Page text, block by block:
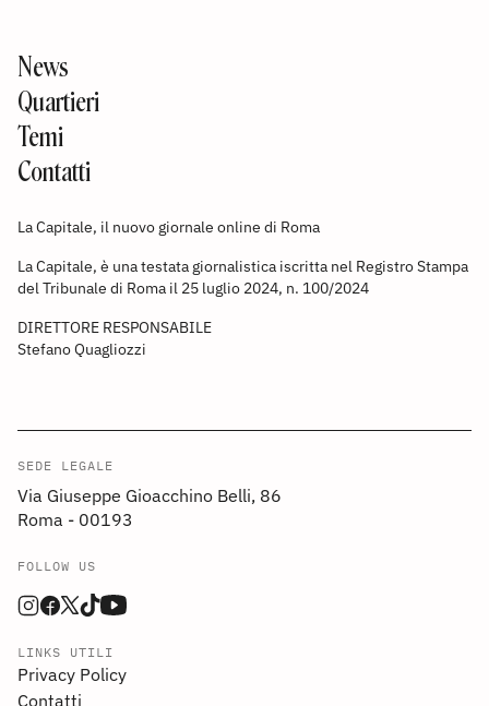
News
Quartieri
Temi
Contatti
La Capitale, il nuovo giornale online di Roma
La Capitale, è una testata giornalistica iscritta nel Registro Stampa
del Tribunale di Roma il 25 luglio 2024, n. 100/2024
DIRETTORE RESPONSABILE
Stefano Quagliozzi
SEDE LEGALE
Via Giuseppe Gioacchino Belli, 86
Roma - 00193
FOLLOW US
LINKS UTILI
Privacy Policy
Contatti